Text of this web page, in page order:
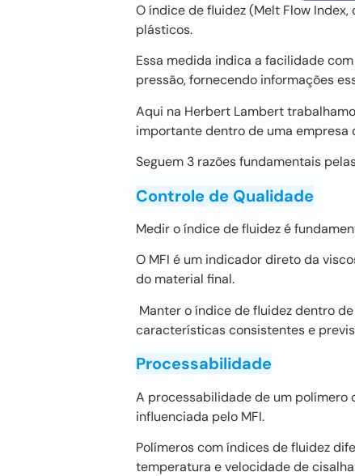
O índice de fluidez (Melt Flow
plásticos.
Essa medida indica a facilidade
pressão, fornecendo informações
Aqui na Herbert Lambert
importante dentro de uma
Seguem 3 razões fundamentais
Controle de Qualidade
Medir o índice de fluidez é
O MFI é um indicador direto da
do material final.
Manter o índice de fluidez dentro
características consistentes e
Processabilidade
A processabilidade de um polímero
influenciada pelo MFI.
Polímeros com índices de fluidez
temperatura e velocidade de